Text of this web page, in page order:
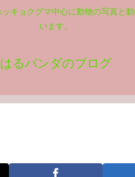
キョクグマ中心に動物の写真と
います。
はるパンダのブログ